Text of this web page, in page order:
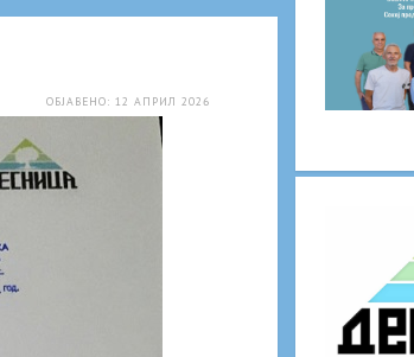
ОБЈАВЕНО: 12 АПРИЛ 2026